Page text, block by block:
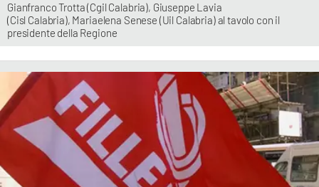
Gianfranco Trotta (Cgil Calabria), Giuseppe Lavia
(Cisl Calabria), Mariaelena Senese (Uil Calabria) al tavolo con il
presidente della Regione